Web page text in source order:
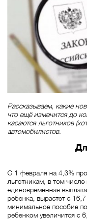
Рассказываем, какие
что ещё изменится до
касаются льготников
автомобилистов.
С 1 февраля на 4,3%
льготникам, в том
единовременная
ребенка, вырастет с
минимальное пособие
ребенком увеличится с